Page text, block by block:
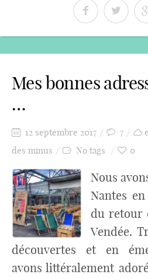
Mes bonnes
…
12 septembre 2017 7
des minus
No tags 0
Nous
Nantes
du retour
Vendée.
découvertes et en
avons littéralement